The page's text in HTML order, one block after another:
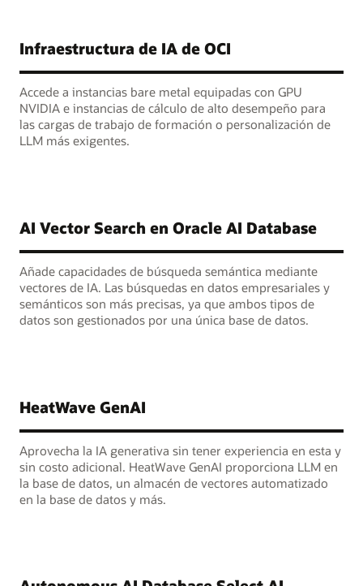
Infraestructura de IA de OCI
Accede a instancias bare metal equipadas con GPU
NVIDIA e instancias de cálculo de alto desempeño para
las cargas de trabajo de formación o personalización de
LLM más exigentes.
AI Vector Search en Oracle AI Database
Añade capacidades de búsqueda semántica mediante
vectores de IA. Las búsquedas en datos empresariales y
semánticos son más precisas, ya que ambos tipos de
datos son gestionados por una única base de datos.
HeatWave GenAI
Aprovecha la IA generativa sin tener experiencia en esta y
sin costo adicional. HeatWave GenAI proporciona LLM en
la base de datos, un almacén de vectores automatizado
en la base de datos y más.